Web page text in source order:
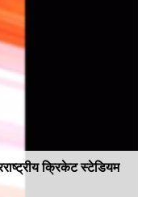
क्रिकेट स्टेडियम